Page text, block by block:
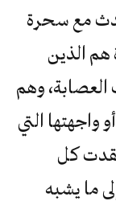
مع سحرة
الذين
وهم
واجهتها التي
كل
ما يشبه